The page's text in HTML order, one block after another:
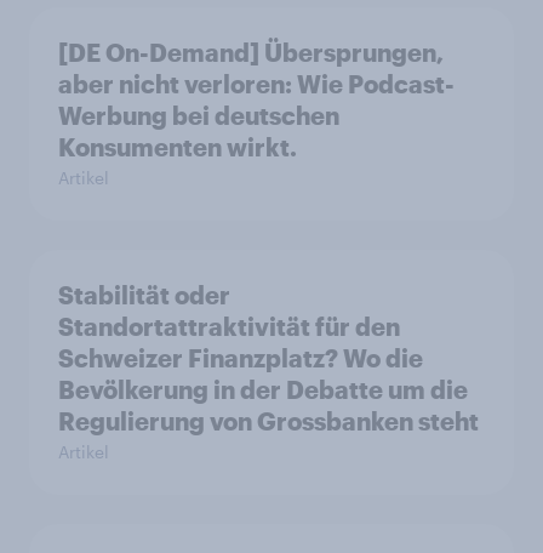
[DE On-Demand] Übersprungen,
aber nicht verloren: Wie Podcast-
Werbung bei deutschen
Konsumenten wirkt.
Artikel
Stabilität oder
Standortattraktivität für den
Schweizer Finanzplatz? Wo die
Bevölkerung in der Debatte um die
Regulierung von Grossbanken steht
Artikel